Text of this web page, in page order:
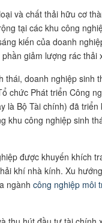
và chất thải hữu cơ
tại các khu công
kiến của doanh
giảm lượng rác thải
thái, doanh nghiệp sinh
chức Phát triển Công
là Bộ Tài chính) đã
khu công nghiệp sinh
được khuyến khích
khí nhà kính. Xu
ngành công nghiệp môi